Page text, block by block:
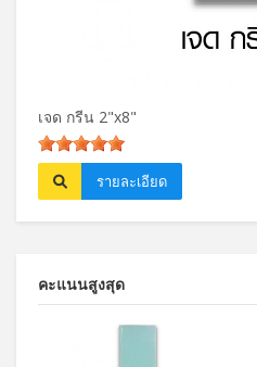
เจด กรีน 2"x8"
รายละเอียด
คะแนนสูงสุด